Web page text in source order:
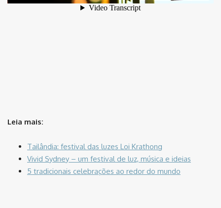
Leia mais:
Tailândia: festival das luzes Loi Krathong
Vivid Sydney – um festival de luz, música e ideias
5 tradicionais celebrações ao redor do mundo